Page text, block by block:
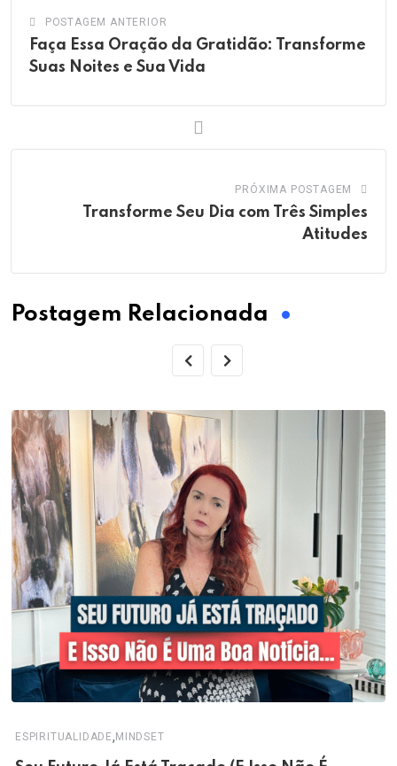
POSTAGEM ANTERIOR
Faça Essa Oração da Gratidão: Transforme
Suas Noites e Sua Vida
PRÓXIMA POSTAGEM
Transforme Seu Dia com Três Simples
Atitudes
Postagem Relacionada
ESPIRITUALIDADE, MINDSET